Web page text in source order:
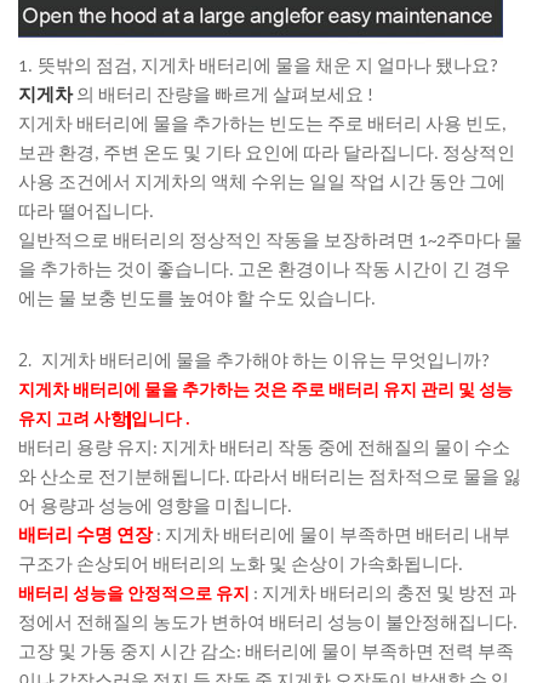
1. 뜻밖의 점검, 지게차 배터리에 물을 채운 지 얼마나 됐나요?
지게차의 배터리 잔량을 빠르게 살펴보세요 !
지게차 배터리에 물을 추가하는 빈도는 주로 배터리 사용 빈도,
보관 환경, 주변 온도 및 기타 요인에 따라 달라집니다. 정상적인
사용 조건에서 지게차의 액체 수위는 일일 작업 시간 동안 그에
따라 떨어집니다.
일반적으로 배터리의 정상적인 작동을 보장하려면 1~2주마다 물
을 추가하는 것이 좋습니다. 고온 환경이나 작동 시간이 긴 경우
에는 물 보충 빈도를 높여야 할 수도 있습니다.
2. 지게차 배터리에 물을 추가해야 하는 이유는 무엇입니까?
지게차 배터리에 물을 추가하는 것은 주로 배터리 유지 관리 및 성능
유지 고려 사항 입니다 .
배터리 용량 유지: 지게차 배터리 작동 중에 전해질의 물이 수소
와 산소로 전기분해됩니다. 따라서 배터리는 점차적으로 물을 잃
어 용량과 성능에 영향을 미칩니다.
배터리 수명 연장: 지게차 배터리에 물이 부족하면 배터리 내부
구조가 손상되어 배터리의 노화 및 손상이 가속화됩니다.
배터리 성능을 안정적으로 유지 : 지게차 배터리의 충전 및 방전 과
정에서 전해질의 농도가 변하여 배터리 성능이 불안정해집니다.
고장 및 가동 중지 시간 감소: 배터리에 물이 부족하면 전력 부족